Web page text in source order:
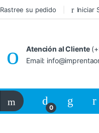
Rastree su pedido Iniciar
Atención al Cliente
Email:
0